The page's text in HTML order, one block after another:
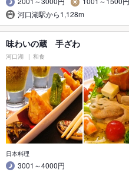
河口湖駅から1,128m
味わいの蔵 手ざわ
河口湖 和食
日本料理
3001～4000円